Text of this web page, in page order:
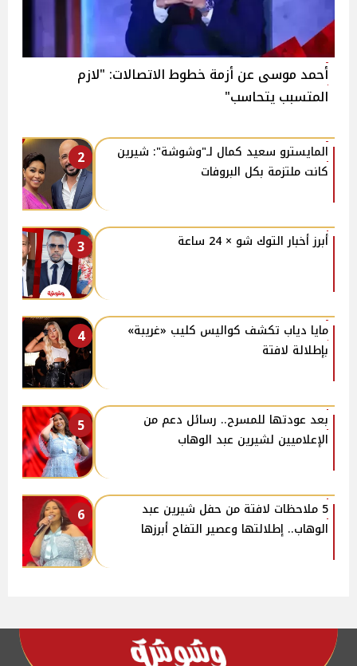
أحمد موسى عن أزمة خطوط الاتصالات: "لازم
المتسبب يتحاسب"
2
المايسترو سعيد كمال لـ"وشوشة": شيرين
كانت ملتزمة بكل البروفات
3 أبرز أخبار التوك شو × 24 ساعة
4
مايا دياب تكشف كواليس كليب «غريبة»
بإطلالة لافتة
5
بعد عودتها للمسرح.. رسائل دعم من
الإعلاميين لشيرين عبد الوهاب
6
5 ملاحظات لافتة من حفل شيرين عبد
الوهاب.. إطلالتها وعصير التفاح أبرزها